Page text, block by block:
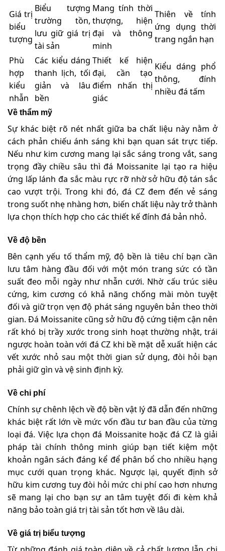
Giá trị
biểu
tượng
Biểu tượng
trường tồn,
lưu giữ giá trị
tài sản
Mang tính thời
thượng, hiện
đại và thông
minh
Thiên về tính
ứng dụng thời
trang ngắn hạn
Phù
hợp
kiểu
nhẫn
Các kiểu dáng
thanh lịch, tối
giản và lâu
bền
Thiết kế hiện
đại, cần tạo
điểm nhấn thị
giác
Kiểu dáng phổ
thông, đính
nhiều đá tấm
Về thẩm mỹ
Sự khác biệt rõ nét nhất giữa ba chất liệu này nằm ở
cách phản chiếu ánh sáng khi bạn quan sát trực tiếp.
Nếu như kim cương mang lại sắc sáng trong vắt, sang
trọng đầy chiều sâu thì đá Moissanite lại tạo ra hiệu
ứng lấp lánh đa sắc màu rực rỡ nhờ sở hữu độ tán sắc
cao vượt trội. Trong khi đó, đá CZ đem đến vẻ sáng
trong suốt nhẹ nhàng hơn, biến chất liệu này trở thành
lựa chọn thích hợp cho các thiết kế đính đá bản nhỏ.
Về độ bền
Bên cạnh yếu tố thẩm mỹ, độ bền là tiêu chí bạn cần
lưu tâm hàng đầu đối với một món trang sức có tần
suất đeo mỗi ngày như nhẫn cưới. Nhờ cấu trúc siêu
cứng, kim cương có khả năng chống mài mòn tuyệt
đối và giữ trọn vẹn độ phát sáng nguyên bản theo thời
gian. Đá Moissanite cũng sở hữu độ cứng tiệm cận nên
rất khó bị trầy xước trong sinh hoạt thường nhật, trái
ngược hoàn toàn với đá CZ khi bề mặt dễ xuất hiện các
vết xước nhỏ sau một thời gian sử dụng, đòi hỏi bạn
phải giữ gìn và vệ sinh định kỳ.
Về chi phí
Chính sự chênh lệch về độ bền vật lý đã dẫn đến những
khác biệt rất lớn về mức vốn đầu tư ban đầu của từng
loại đá. Việc lựa chọn đá Moissanite hoặc đá CZ là giải
pháp tài chính thông minh giúp bạn tiết kiệm một
khoản ngân sách đáng kể để phân bổ cho nhiều hạng
mục cưới quan trọng khác. Ngược lại, quyết định sở
hữu kim cương tuy đòi hỏi mức chi phí cao hơn nhưng
sẽ mang lại cho bạn sự an tâm tuyệt đối đi kèm khả
năng bảo toàn giá trị tài sản tốt hơn về lâu dài.
Về giá trị biểu tượng